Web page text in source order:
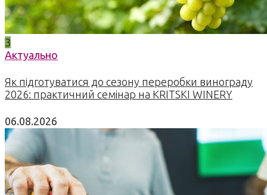
3
Актуально
Як підготуватися до сезону переробки винограду
2026: практичний семінар на KRITSKI WINERY
06.08.2026